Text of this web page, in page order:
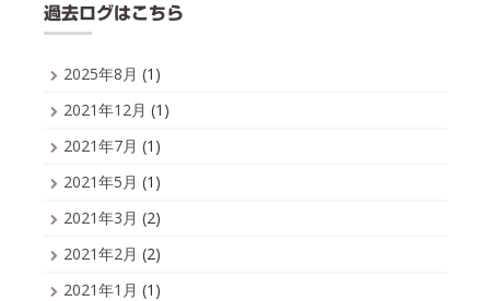
過去ログはこちら
2025年8月 (1)
2021年12月 (1)
2021年7月 (1)
2021年5月 (1)
2021年3月 (2)
2021年2月 (2)
2021年1月 (1)